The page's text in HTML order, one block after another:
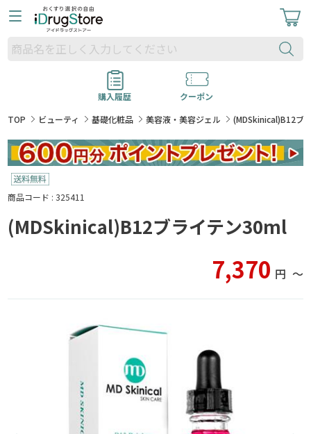
購入履歴
クーポン
TOP
ビューティ 基礎化粧品 美容液・美容ジェル (MDSkinical)B12ブ
商品コード : 325411
(MDSkinical)B12ブライテン30ml
7,370 円 〜